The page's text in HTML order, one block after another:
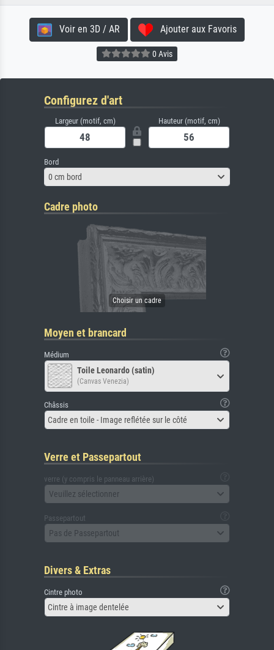
Voir en 3D / AR Ajouter aux Favoris
0 Avis
Configurez d'art
Largeur (motif, cm) Hauteur (motif, cm)
Bord
0 cm bord
Cadre photo
Moyen et brancard
Médium
Toile Leonardo (satin)
(Canvas Venezia)
Châssis
Cadre en toile - Image reflétée sur le côté
Verre et Passepartout
verre (y compris le panneau arrière)
Veuillez sélectionner
Passepartout
Pas de Passepartout
Divers & Extras
Cintre photo
Cintre à image dentelée